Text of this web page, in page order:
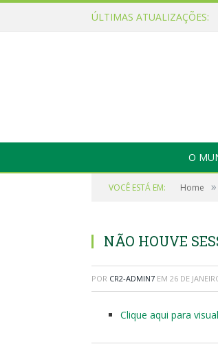
ÚLTIMAS ATUALIZAÇÕES:
O
VOCÊ ESTÁ EM: Home »
NÃO HOUVE
POR CR2-ADMIN7 EM 26 DE
Clique aqui para